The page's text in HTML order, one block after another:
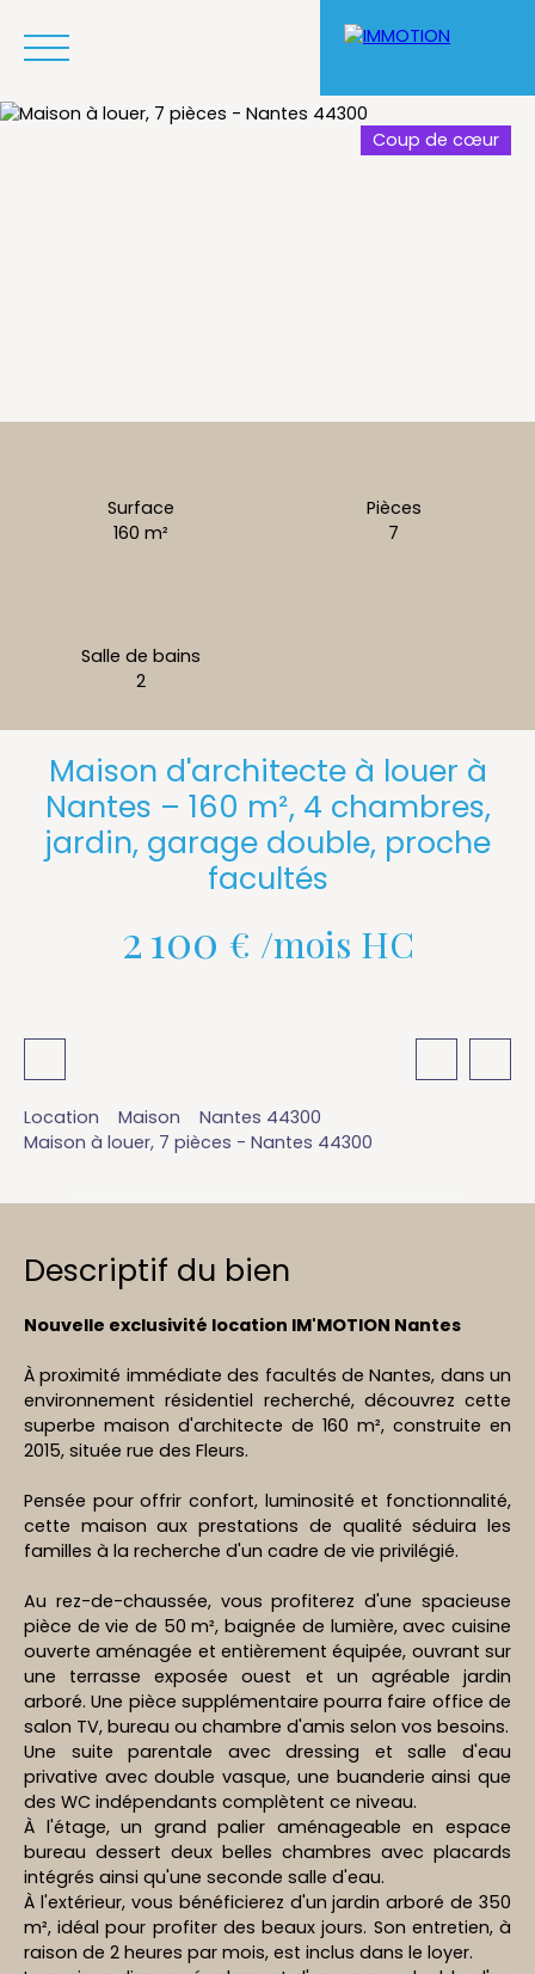
Coup de cœur
Surface
160m²
Pièces
7
Salle de bains
2
Maison d'architecte à louer à
Nantes – 160 m², 4 chambres,
jardin, garage double, proche
facultés
2 100 € /mois HC
Location Maison
Nantes 44300
Maison à louer, 7 pièces - Nantes 44300
Descriptif du bien
Nouvelle exclusivité location IM'MOTION Nantes
À proximité immédiate des facultés de Nantes, dans un
environnement résidentiel recherché, découvrez cette
superbe maison d'architecte de 160 m², construite en
2015, située rue des Fleurs.
Pensée pour offrir confort, luminosité et fonctionnalité,
cette maison aux prestations de qualité séduira les
familles à la recherche d'un cadre de vie privilégié.
Au rez-de-chaussée, vous profiterez d'une spacieuse
pièce de vie de 50 m², baignée de lumière, avec cuisine
ouverte aménagée et entièrement équipée, ouvrant sur
une terrasse exposée ouest et un agréable jardin
arboré. Une pièce supplémentaire pourra faire office de
salon TV, bureau ou chambre d'amis selon vos besoins.
Une suite parentale avec dressing et salle d'eau
privative avec double vasque, une buanderie ainsi que
des WC indépendants complètent ce niveau.
À l'étage, un grand palier aménageable en espace
bureau dessert deux belles chambres avec placards
intégrés ainsi qu'une seconde salle d'eau.
À l'extérieur, vous bénéficierez d'un jardin arboré de 350
m², idéal pour profiter des beaux jours. Son entretien, à
raison de 2 heures par mois, est inclus dans le loyer.